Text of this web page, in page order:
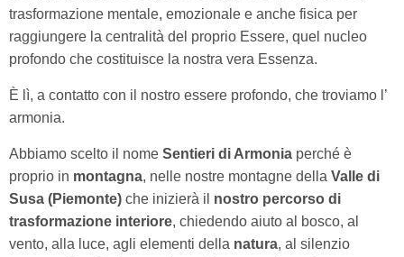
trasformazione mentale, emozionale e anche fisica per
raggiungere la centralità del proprio Essere, quel nucleo
profondo che costituisce la nostra vera Essenza.
È lì, a contatto con il nostro essere profondo, che troviamo l’
armonia.
Abbiamo scelto il nome Sentieri di Armonia perché è
proprio in montagna, nelle nostre montagne della Valle di
Susa (Piemonte) che inizierà il nostro percorso di
trasformazione interiore, chiedendo aiuto al bosco, al
vento, alla luce, agli elementi della natura, al silenzio